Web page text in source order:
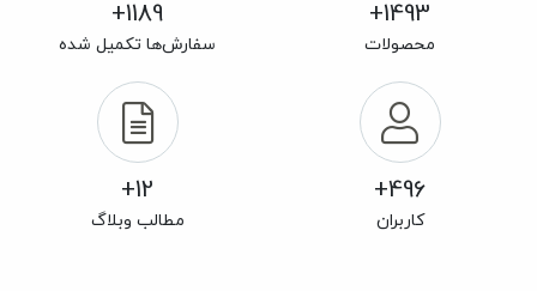
1493+
محصولات
1189+
سفارش‌ها تکمیل شده
496+
کاربران
12+
مطالب وبلاگ